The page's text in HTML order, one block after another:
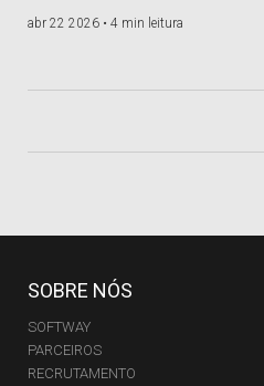
abr 22 2026 • 4 min leitura
SOBRE NÓS
SOFTWAY
PARCEIROS
RECRUTAMENTO